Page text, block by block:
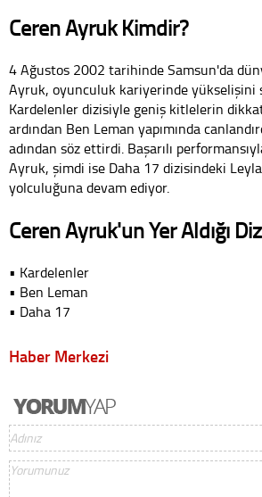
Ceren Ayruk Kimdir?
4 Ağustos 2002 tarihinde Samsun'da
Ayruk, oyunculuk kariyerinde yükselişini
Kardelenler dizisiyle geniş kitlelerin
ardından Ben Leman yapımında
adından söz ettirdi. Başarılı
Ayruk, şimdi ise Daha 17 dizisindeki
yolculuğuna devam ediyor.
Ceren Ayruk'un Yer Aldığı
• Kardelenler
• Ben Leman
• Daha 17
Haber Merkezi